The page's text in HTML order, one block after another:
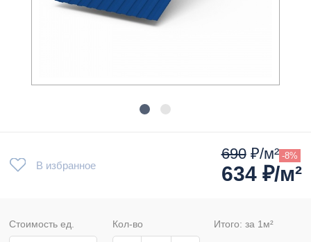
В избранное
690₽/м² -8%
634₽/м²
Стоимость ед. Кол-во Итого: за 1 м²